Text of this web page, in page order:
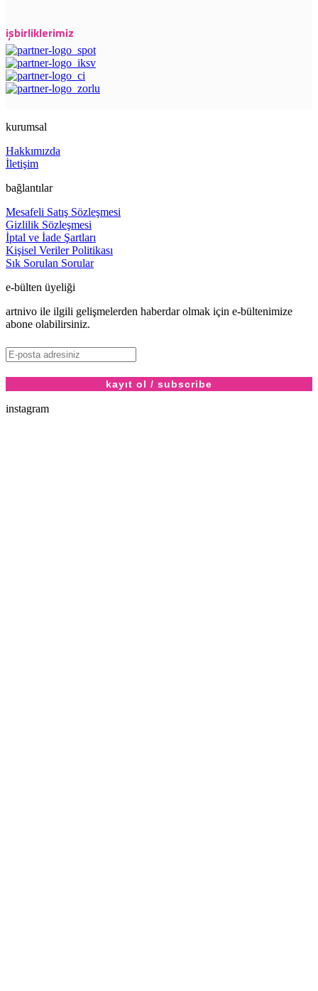
işbirliklerimiz
kurumsal
Hakkımızda
İletişim
bağlantılar
Mesafeli Satış Sözleşmesi
Gizlilik Sözleşmesi
İptal ve İade Şartları
Kişisel Veriler Politikası
Sık Sorulan Sorular
e-bülten üyeliği
artnivo ile ilgili gelişmelerden haberdar olmak için e-bültenimize
abone olabilirsiniz.
instagram